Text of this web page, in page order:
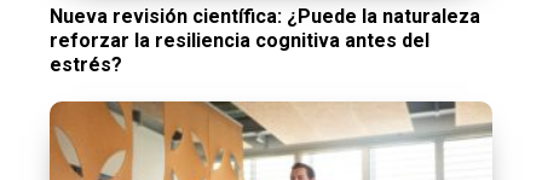
Nueva revisión científica: ¿Puede la naturaleza
reforzar la resiliencia cognitiva antes del
estrés?